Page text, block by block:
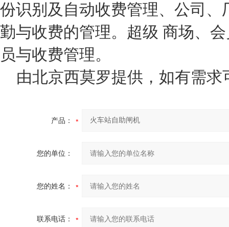
份识别及自动收费管理、公司
勤与收费的管理。超级 商场、
员与收费管理。
由北京西莫罗提供，如有需求
产品：
您的单位：
您的姓名：
联系电话：